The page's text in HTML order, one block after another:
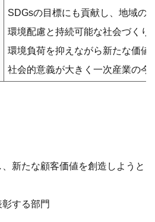
SDGsの目標にも貢献し、地域の
環境配慮と持続可能な社会づくり
環境負荷を抑えながら新たな価値
社会的意義が大きく一次産業の今
新たな顧客価値を創造しようと
する部門